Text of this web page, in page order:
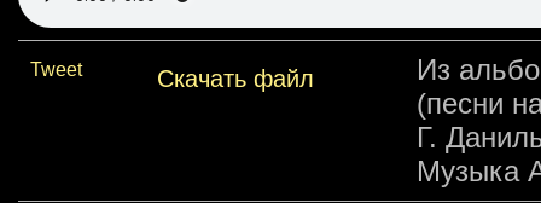
Tweet Скачать файл
Из
(песни
Г.
Музыка